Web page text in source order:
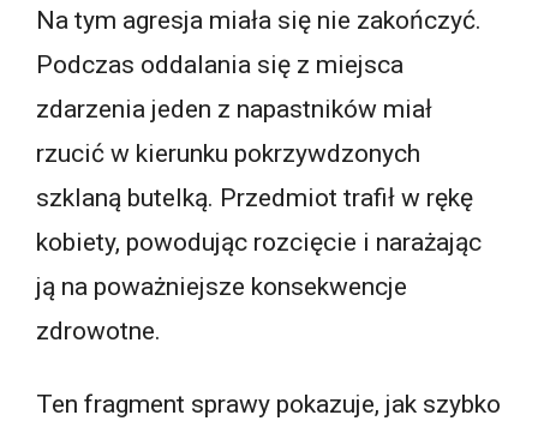
Na tym agresja miała się nie zakończyć.
Podczas oddalania się z miejsca
zdarzenia jeden z napastników miał
rzucić w kierunku pokrzywdzonych
szklaną butelką. Przedmiot trafił w rękę
kobiety, powodując rozcięcie i narażając
ją na poważniejsze konsekwencje
zdrowotne.
Ten fragment sprawy pokazuje, jak szybko